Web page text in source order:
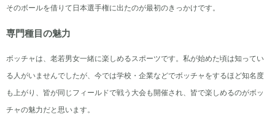
そのボールを借りて日本選手権に出たのが最初のきっかけです。
専門種目の魅力
ボッチャは、老若男女一緒に楽しめるスポーツです。私が始めた頃は知ってい
る人がいませんでしたが、今では学校・企業などでボッチャをするほど知名度
も上がり、皆が同じフィールドで戦う大会も開催され、皆で楽しめるのがボッ
チャの魅力だと思います。